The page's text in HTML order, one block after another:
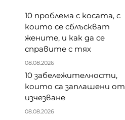
10 проблема с косата, с
които се сблъскват
жените, и как да се
справите с тях
08.08.2026
10 забележителности,
които са заплашени от
изчезване
08.08.2026